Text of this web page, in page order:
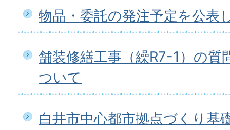
物品・委託の発注予定を公表
舗装修繕工事（繰R7-1）の質
ついて
白井市中心都市拠点づくり基